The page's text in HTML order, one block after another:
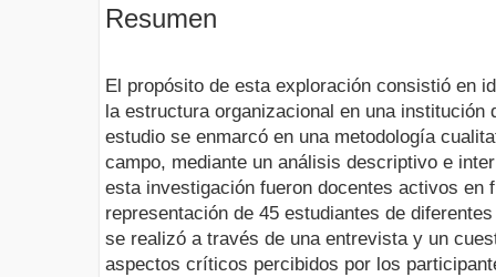
Resumen
El propósito de esta exploración consistió en
la estructura organizacional en una institución
estudio se enmarcó en una metodología
campo, mediante un análisis descriptivo e
esta investigación fueron docentes activos en
representación de 45 estudiantes de
se realizó a través de una entrevista y un
aspectos críticos percibidos por los